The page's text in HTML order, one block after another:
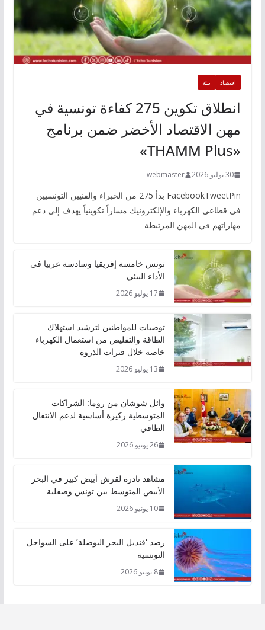
اقتصاد بيئة
انطلاق تكوين 275 كفاءة تونسية في
مهن الاقتصاد الأخضر ضمن برنامج
«THAMM Plus»
30 يوليو 2026 webmaster
FacebookTweetPin بدأ 275 من الخبراء والفنيين التونسيين
في قطاعي الكهرباء والإلكترونيك مساراً تكوينياً يهدف إلى دعم
مهاراتهم في المهن المرتبطة
تونس خامسة إفريقيا وسادسة عربيا في
الأداء البيئي
17 يوليو 2026
توصيات للمواطنين لترشيد استهلاك
الطاقة والتقليص من استعمال الكهرباء
خاصة خلال فترات الذروة
13 يوليو 2026
وائل شوشان من روما: الشراكات
المتوسطية ركيزة أساسية لدعم الانتقال
الطاقي
26 يونيو 2026
مشاهد نادرة لقرش أبيض كبير في البحر
الأبيض المتوسط بين تونس وصقلية
10 يونيو 2026
رصد ‘قنديل البحر البوصلة’ على السواحل
التونسية
8 يونيو 2026